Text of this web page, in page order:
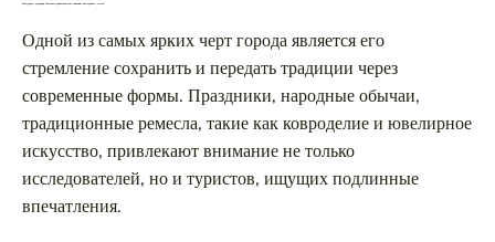
Культурные традиции Ташкента, привлекающие внимание иностранных гостей
Одной из самых ярких черт города является его
стремление сохранить и передать традиции через
современные формы. Праздники, народные обычаи,
традиционные ремесла, такие как ковроделие и ювелирное
искусство, привлекают внимание не только
исследователей, но и туристов, ищущих подлинные
впечатления.